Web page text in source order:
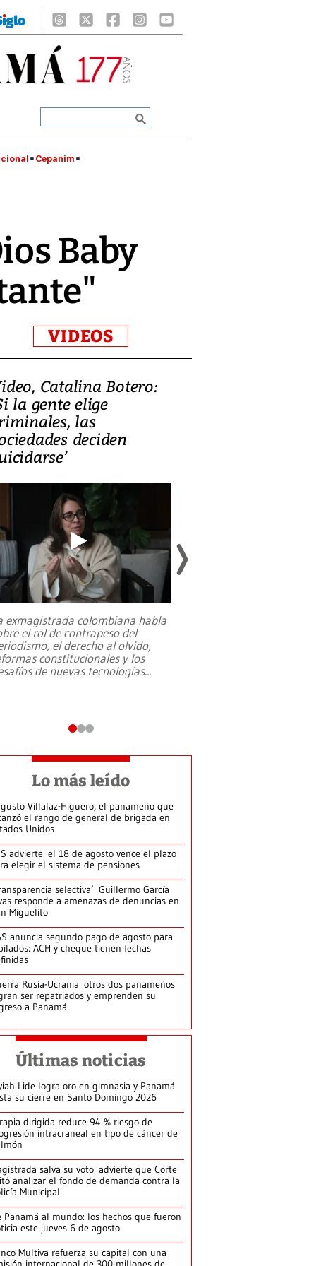
Cepanim
Baby
VIDEOS
Catalina Botero:
la gente elige
las
deciden
exmagistrada colombiana habla
el rol de contrapeso del
el derecho al olvido,
constitucionales y los
de nuevas tecnologías...
Lo más leído
Villalaz-Higuero, el panameño que
el rango de general de brigada en
Unidos
advierte: el 18 de agosto vence el plazo
elegir el sistema de pensiones
selectiva’: Guillermo García
responde a amenazas de denuncias en
Miguelito
anuncia segundo pago de agosto para
ACH y cheque tienen fechas
Rusia-Ucrania: otros dos panameños
ser repatriados y emprenden su
a Panamá
Últimas noticias
Lide logra oro en gimnasia y Panamá
su cierre en Santo Domingo 2026
dirigida reduce 94 % riesgo de
intracraneal en tipo de cáncer de
salva su voto: advierte que Corte
analizar el fondo de demanda contra la
Municipal
Panamá al mundo: los hechos que fueron
este jueves 6 de agosto
Multiva refuerza su capital con una